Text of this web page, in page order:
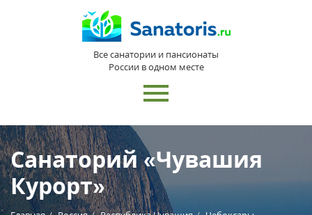
Все санатории и пансионаты
России в одном месте
Санаторий «Чувашия
Курорт»